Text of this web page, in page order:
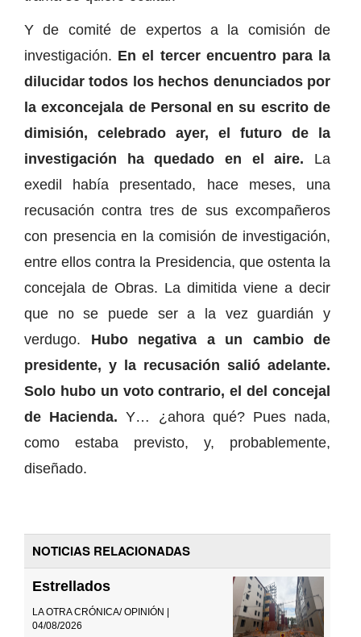
Y de comité de expertos a la comisión de
investigación. En el tercer encuentro para la
dilucidar todos los hechos denunciados por
la exconcejala de Personal en su escrito de
dimisión, celebrado ayer, el futuro de la
investigación ha quedado en el aire. La
exedil había presentado, hace meses, una
recusación contra tres de sus excompañeros
con presencia en la comisión de investigación,
entre ellos contra la Presidencia, que ostenta la
concejala de Obras. La dimitida viene a decir
que no se puede ser a la vez guardián y
verdugo. Hubo negativa a un cambio de
presidente, y la recusación salió adelante.
Solo hubo un voto contrario, el del concejal
de Hacienda.Y… ¿ahora qué? Pues nada,
como estaba previsto, y, probablemente,
diseñado.
NOTICIAS RELACIONADAS
Estrellados
LA OTRA CRÓNICA/ OPINIÓN |
04/08/2026